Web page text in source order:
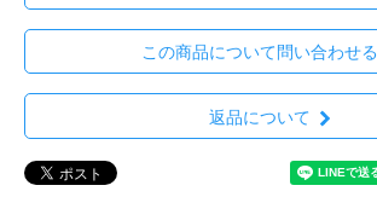
この商品について問い合わせる
返品について